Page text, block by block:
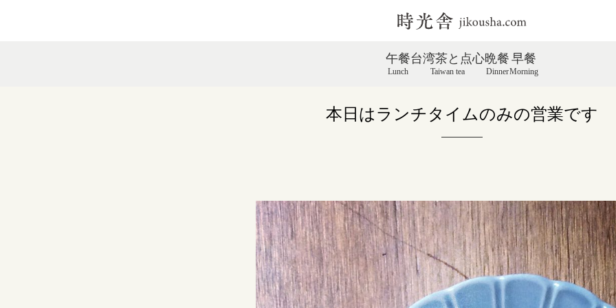
午餐
Lunch
台湾茶と点心
Taiwan tea
晩餐
Dinner
早餐
Morning
本日はランチタイムのみの営業です